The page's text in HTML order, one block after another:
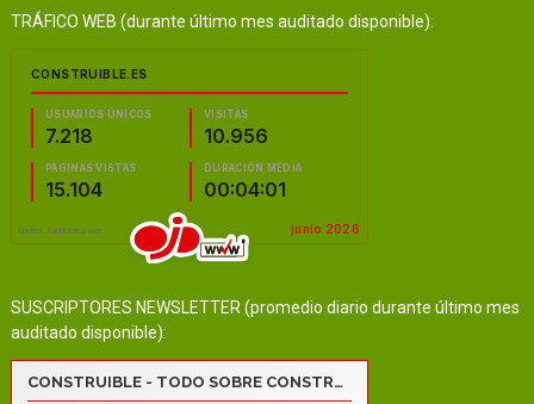
TRÁFICO WEB (durante último mes auditado disponible):
SUSCRIPTORES NEWSLETTER (promedio diario durante último mes
auditado disponible):